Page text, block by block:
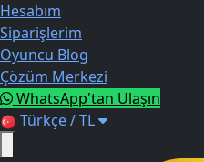
Hesabım
Siparişlerim
Oyuncu Blog
Çözüm Merkezi
WhatsApp'tan Ulaşın
Türkçe / TL